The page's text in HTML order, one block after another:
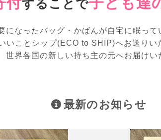
することで
になったバッグ・かばんが自宅に眠って
いことシップ(ECO to SHIP)へお送りい
世界各国の新しい持ち主の元へお届けい
最新のお知らせ